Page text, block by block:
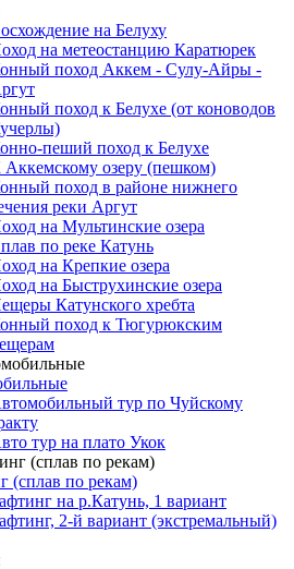
на Белуху
на метеостанцию Каратюрек
поход Аккем - Сулу-Айры -
поход к Белухе (от коноводов
пеший поход к Белухе
озеру (пешком)
поход в районе нижнего
реки Аргут
на Мультинские озера
по реке Катунь
на Крепкие озера
на Быструхинские озера
Катунского хребта
поход к Тюгурюкским
тур по Чуйскому
тур на плато Укок
(сплав по рекам)
на р.Катунь, 1 вариант
2-й вариант (экстремальный)